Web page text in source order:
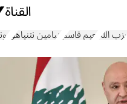
حزب الله نعيم قاسمبنيامين نتنياهو